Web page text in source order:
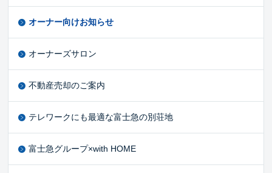
オーナー向けお知らせ
オーナーズサロン
不動産売却のご案内
テレワークにも最適な富士急の別荘地
富士急グループ×with HOME